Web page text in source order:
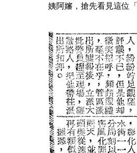
姨阿嬸，搶先看見這位